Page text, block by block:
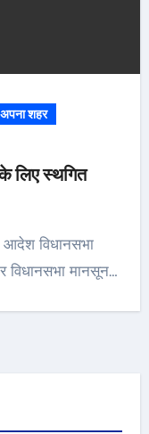
अपना शहर
लिए स्थगित
विधानसभा मानसून…